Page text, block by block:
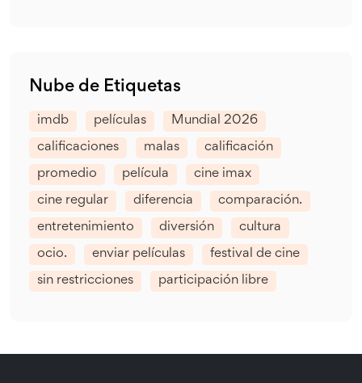
Nube de Etiquetas
imdb películas Mundial 2026
calificaciones malas calificación
promedio película cine imax
cine regular diferencia comparación.
entretenimiento diversión cultura
ocio. enviar películas festival de cine
sin restricciones participación libre